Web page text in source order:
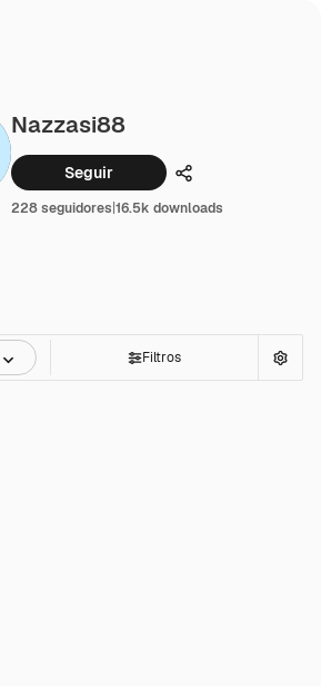
Nazzasi88
Seguir Compartilhar
228 seguidores|16.5k downloads
Filtros